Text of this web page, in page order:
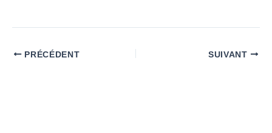
PRÉCÉDENT SUIVANT